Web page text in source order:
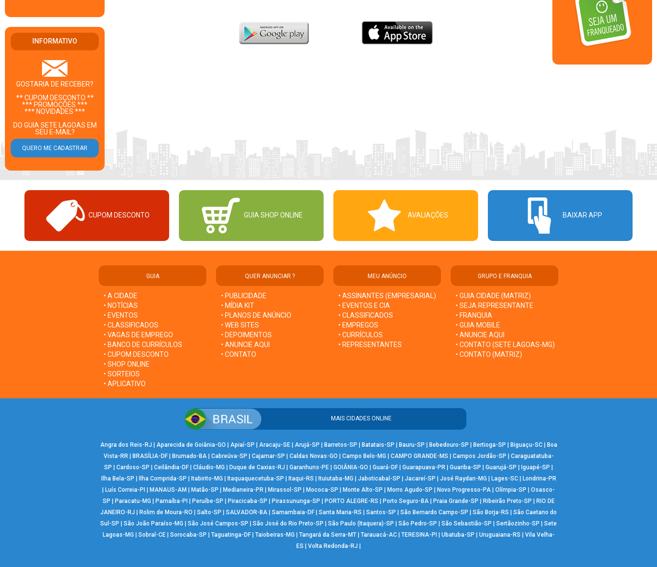
INFORMATIVO
GOSTARIA DE RECEBER?
** CUPOM DESCONTO **
*** PROMOÇÕES ***
*** NOVIDADES ***
DO GUIA SETE LAGOAS EM
SEU E-MAIL?
CUPOM DESCONTO GUIA SHOP ONLINE AVALIAÇÕES BAIXAR APP
GUIA
• A CIDADE
• NOTÍCIAS
• EVENTOS
• CLASSIFICADOS
• VAGAS DE EMPREGO
• BANCO DE CURRÍCULOS
• CUPOM DESCONTO
• SHOP ONLINE
• SORTEIOS
• APLICATIVO
QUER ANUNCIAR ?
• PUBLICIDADE
• MÍDIA KIT
• PLANOS DE ANÚNCIO
• WEB SITES
• DEPOIMENTOS
• ANUNCIE AQUI
• CONTATO
MEU ANÚNCIO
• ASSINANTES (EMPRESARIAL)
• EVENTOS E CIA
• CLASSIFICADOS
• EMPREGOS
• CURRÍCULOS
• REPRESENTANTES
GRUPO E FRANQUIA
• GUIA CIDADE (MATRIZ)
• SEJA REPRESENTANTE
• FRANQUIA
• GUIA MOBILE
• ANUNCIE AQUI
• CONTATO (SETE LAGOAS-MG)
• CONTATO (MATRIZ)
MAIS CIDADES ONLINE
Angra dos Reis-RJ | Aparecida de Goiânia-GO | Apiaí-SP | Aracaju-SE| Arujá-SP | Barretos-SP | Batatais-SP | Bauru-SP | Bebedouro-SP | Bertioga-SP | Biguaçu-SC| Boa
Vista-RR | BRASÍLIA-DF| Brumado-BA| Cabreúva-SP | Cajamar-SP | Caldas Novas-GO | Campo Belo-MG | CAMPO GRANDE-MS | Campos Jordão-SP | Caraguatatuba-
SP | Cardoso-SP | Ceilândia-DF | Cláudio-MG | Duque de Caxias-RJ | Garanhuns-PE | GOIÂNIA-GO | Guará-DF | Guarapuava-PR | Guariba-SP | Guarujá-SP | Iguapé-SP |
Ilha Bela-SP | Ilha Comprida-SP | Itabirito-MG | Itaquaquecetuba-SP | Itaqui-RS | Ituiutaba-MG | Jaboticabal-SP | Jacareí-SP | José Raydan-MG | Lages-SC| Londrina-PR
| Luís Correia-PI | MANAUS-AM | Matão-SP | Medianeira-PR | Mirassol-SP | Mococa-SP | Monte Alto-SP | Morro Agudo-SP | Novo Progresso-PA | Olímpia-SP | Osasco-
SP | Paracatu-MG | Parnaíba-PI | Peruíbe-SP | Piracicaba-SP | Pirassununga-SP | PORTO ALEGRE-RS | Porto Seguro-BA| Praia Grande-SP | Ribeirão Preto-SP | RIO DE
JANEIRO-RJ | Rolim de Moura-RO | Salto-SP | SALVADOR-BA | Samambaia-DF | Santa Maria-RS | Santos-SP | São Bernardo Campo-SP | São Borja-RS | São Caetano do
Sul-SP | São João Paraíso-MG | São José Campos-SP | São José do Rio Preto-SP | São Paulo (Itaquera)-SP | São Pedro-SP | São Sebastião-SP | Sertãozinho-SP | Sete
Lagoas-MG | Sobral-CE| Sorocaba-SP | Taguatinga-DF| Taiobeiras-MG | Tangará da Serra-MT| Tarauacá-AC| TERESINA-PI | Ubatuba-SP | Uruguaiana-RS | Vila Velha-
ES | Volta Redonda-RJ |